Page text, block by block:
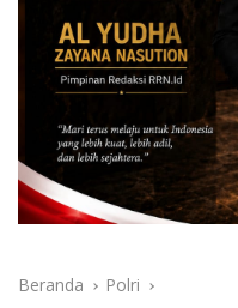
Beranda Polri